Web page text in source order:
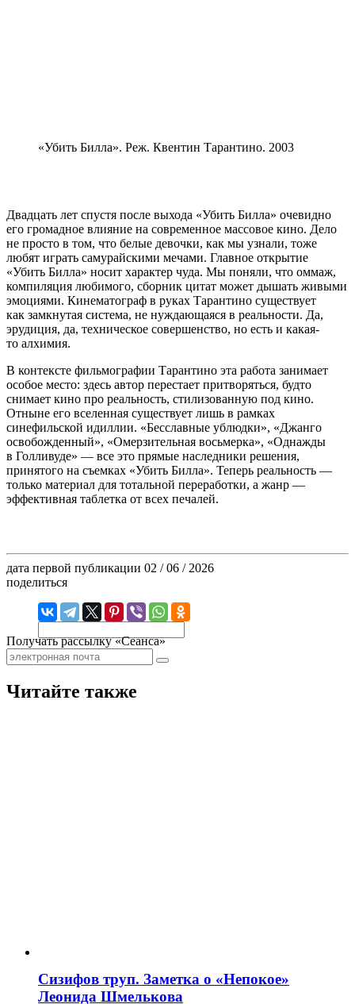
«Убить Билла». Реж. Квентин Тарантино. 2003
Двадцать лет спустя после выхода «Убить Билла» очевидно
его громадное влияние на современное массовое кино. Дело
не просто в том, что белые девочки, как мы узнали, тоже
любят играть самурайскими мечами. Главное открытие
«Убить Билла» носит характер чуда. Мы поняли, что оммаж,
компиляция любимого, сборник цитат может дышать живыми
эмоциями. Кинематограф в руках Тарантино существует
как замкнутая система, не нуждающаяся в реальности. Да,
эрудиция, да, техническое совершенство, но есть и какая-
то алхимия.
В контексте фильмографии Тарантино эта работа занимает
особое место: здесь автор перестает притворяться, будто
снимает кино про реальность, стилизованную под кино.
Отныне его вселенная существует лишь в рамках
синефильской идиллии. «Бесславные ублюдки», «Джанго
освобожденный», «Омерзительная восьмерка», «Однажды
в Голливуде» — все это прямые наследники решения,
принятого на съемках «Убить Билла». Теперь реальность —
только материал для тотальной переработки, а жанр —
эффективная таблетка от всех печалей.
дата первой публикации 02 / 06 / 2026
поделиться
Получать рассылку «Сеанса»
Читайте также
Сизифов труп. Заметка о «Непокое»
Леонида Шмелькова